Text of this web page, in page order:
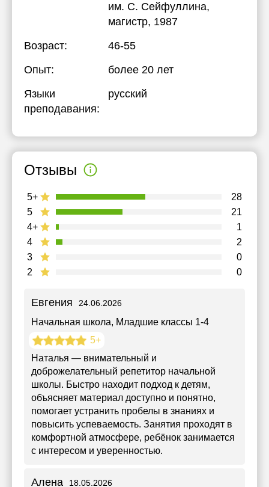
им. С. Сейфуллина,
магистр, 1987
Возраст:
46-55
Опыт:
более 20 лет
Языки
преподавания:
русский
Отзывы
2 0
3 0
4 2
4+ 1
5 21
5+ 28
Евгения 24.06.2026
Начальная школа, Младшие классы 1-4
5+
Наталья — внимательный и
доброжелательный репетитор начальной
школы. Быстро находит подход к детям,
объясняет материал доступно и понятно,
помогает устранить пробелы в знаниях и
повысить успеваемость. Занятия проходят в
комфортной атмосфере, ребёнок занимается
с интересом и уверенностью.
Алена 18.05.2026